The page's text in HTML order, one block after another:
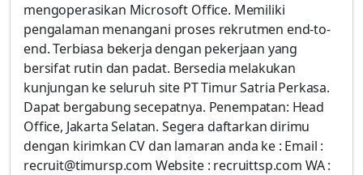
mengoperasikan Microsoft Office. Memiliki
pengalaman menangani proses rekrutmen end-to-
end. Terbiasa bekerja dengan pekerjaan yang
bersifat rutin dan padat. Bersedia melakukan
kunjungan ke seluruh site PT Timur Satria Perkasa.
Dapat bergabung secepatnya. Penempatan: Head
Office, Jakarta Selatan. Segera daftarkan dirimu
dengan kirimkan CV dan lamaran anda ke : Email :
recruit@timursp.com Website : recruittsp.com WA :